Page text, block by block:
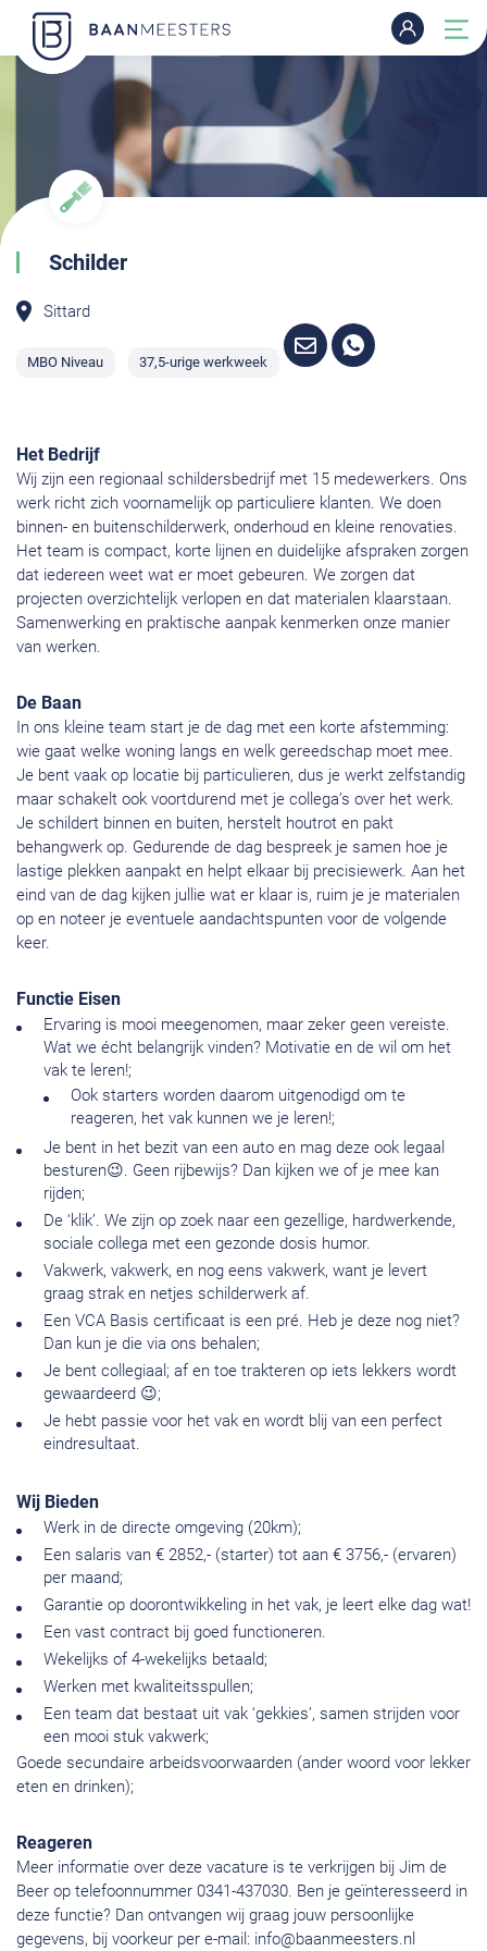
Schilder
Sittard
MBO Niveau 37,5-urige werkweek
Het Bedrijf
Wij zijn een regionaal schildersbedrijf met 15 medewerkers. Ons
werk richt zich voornamelijk op particuliere klanten. We doen
binnen- en buitenschilderwerk, onderhoud en kleine renovaties.
Het team is compact, korte lijnen en duidelijke afspraken zorgen
dat iedereen weet wat er moet gebeuren. We zorgen dat
projecten overzichtelijk verlopen en dat materialen klaarstaan.
Samenwerking en praktische aanpak kenmerken onze manier
van werken.
De Baan
In ons kleine team start je de dag met een korte afstemming:
wie gaat welke woning langs en welk gereedschap moet mee.
Je bent vaak op locatie bij particulieren, dus je werkt zelfstandig
maar schakelt ook voortdurend met je collega’s over het werk.
Je schildert binnen en buiten, herstelt houtrot en pakt
behangwerk op. Gedurende de dag bespreek je samen hoe je
lastige plekken aanpakt en helpt elkaar bij precisiewerk. Aan het
eind van de dag kijken jullie wat er klaar is, ruim je je materialen
op en noteer je eventuele aandachtspunten voor de volgende
keer.
Functie Eisen
Ervaring is mooi meegenomen, maar zeker geen vereiste.
Wat we écht belangrijk vinden? Motivatie en de wil om het
vak te leren!;
Ook starters worden daarom uitgenodigd om te
reageren, het vak kunnen we je leren!;
Je bent in het bezit van een auto en mag deze ook legaal
besturen😉. Geen rijbewijs? Dan kijken we of je mee kan
rijden;
De ‘klik’. We zijn op zoek naar een gezellige, hardwerkende,
sociale collega met een gezonde dosis humor.
Vakwerk, vakwerk, en nog eens vakwerk, want je levert
graag strak en netjes schilderwerk af.
Een VCA Basis certificaat is een pré. Heb je deze nog niet?
Dan kun je die via ons behalen;
Je bent collegiaal; af en toe trakteren op iets lekkers wordt
gewaardeerd 😉;
Je hebt passie voor het vak en wordt blij van een perfect
eindresultaat.
Wij Bieden
Werk in de directe omgeving (20km);
Een salaris van € 2852,- (starter) tot aan € 3756,- (ervaren)
per maand;
Garantie op doorontwikkeling in het vak, je leert elke dag wat!
Een vast contract bij goed functioneren.
Wekelijks of 4-wekelijks betaald;
Werken met kwaliteitsspullen;
Een team dat bestaat uit vak ‘gekkies’, samen strijden voor
een mooi stuk vakwerk;
Goede secundaire arbeidsvoorwaarden (ander woord voor lekker
eten en drinken);
Reageren
Meer informatie over deze vacature is te verkrijgen bij Jim de
Beer op telefoonnummer 0341-437030. Ben je geïnteresseerd in
deze functie? Dan ontvangen wij graag jouw persoonlijke
gegevens, bij voorkeur per e-mail: info@baanmeesters.nl